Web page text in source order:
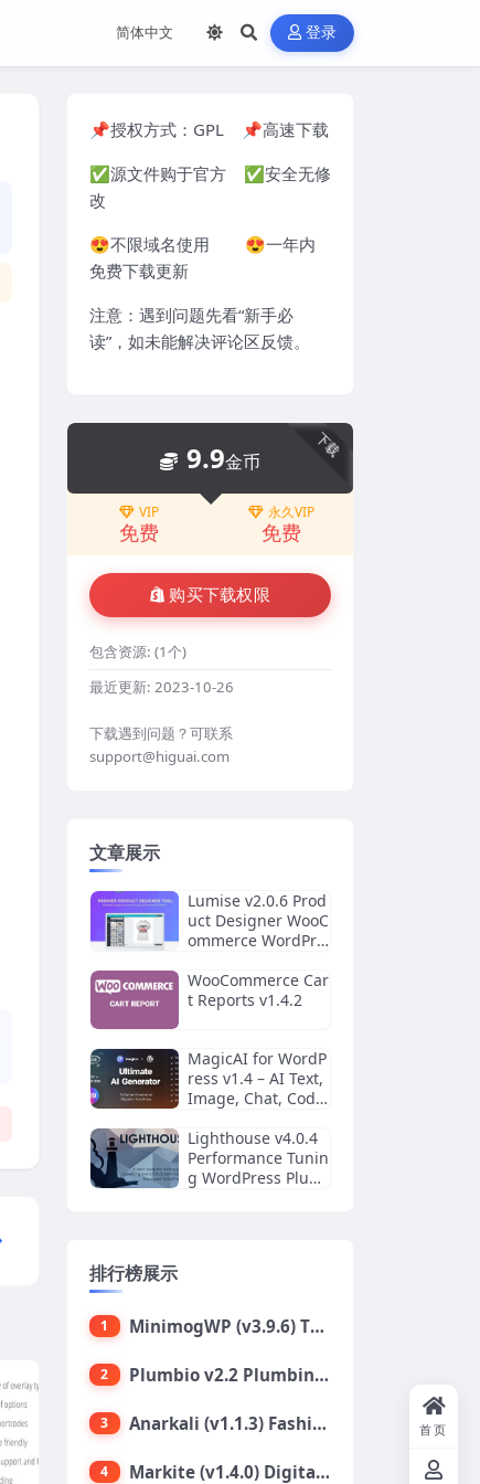
登录
📌授权方式： GPL 📌高速下载
✅源文件购于官方 ✅安全无修
改
😍不限域名使用 😍一年内
免费下载更新
注意：遇到问题先看“新手必
读”，如未能解决评论区反馈。
下载
9.9金币
VIP
免费
永久VIP
免费
购买下载权限
包含资源: (1个)
最近更新: 2023-10-26
下载遇到问题？可联系
support@higuai.com
文章展示
Lumise v2.0.6 Prod
uct Designer WooC
ommerce WordPre
WooCommerce Car
t Reports v1.4.2
MagicAI for WordP
ress v1.4 – AI Text,
Image, Chat, Code,
or
Lighthouse v4.0.4
Performance Tunin
g WordPress Plugi
排行榜展示
1 MinimogWP (v3.9.6) The High Converting eCommerce WordPress Theme
2 Plumbio v2.2 Plumbing Services WordPress Theme
3 Anarkali (v1.1.3) Fashion Shop Ecommerce Elementor Theme
4 Markite (v1.4.0) Digital Marketplace WordPress Theme
首页